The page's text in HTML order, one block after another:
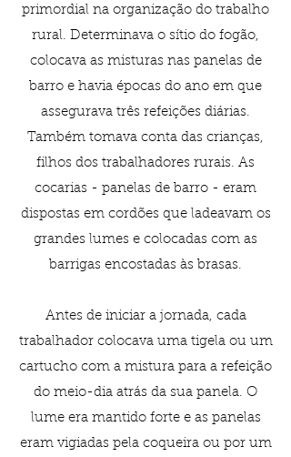
primordial na organização do trabalho
rural. Determinava o sítio do fogão,
colocava as misturas nas panelas de
barro e havia épocas do ano em que
assegurava três refeições diárias.
Também tomava conta das crianças,
filhos dos trabalhadores rurais. As
cocarias - panelas de barro - eram
dispostas em cordões que ladeavam os
grandes lumes e colocadas com as
barrigas encostadas às brasas.
Antes de iniciar a jornada, cada
trabalhador colocava uma tigela ou um
cartucho com a mistura para a refeição
do meio-dia atrás da sua panela. O
lume era mantido forte e as panelas
eram vigiadas pela coqueira ou por um